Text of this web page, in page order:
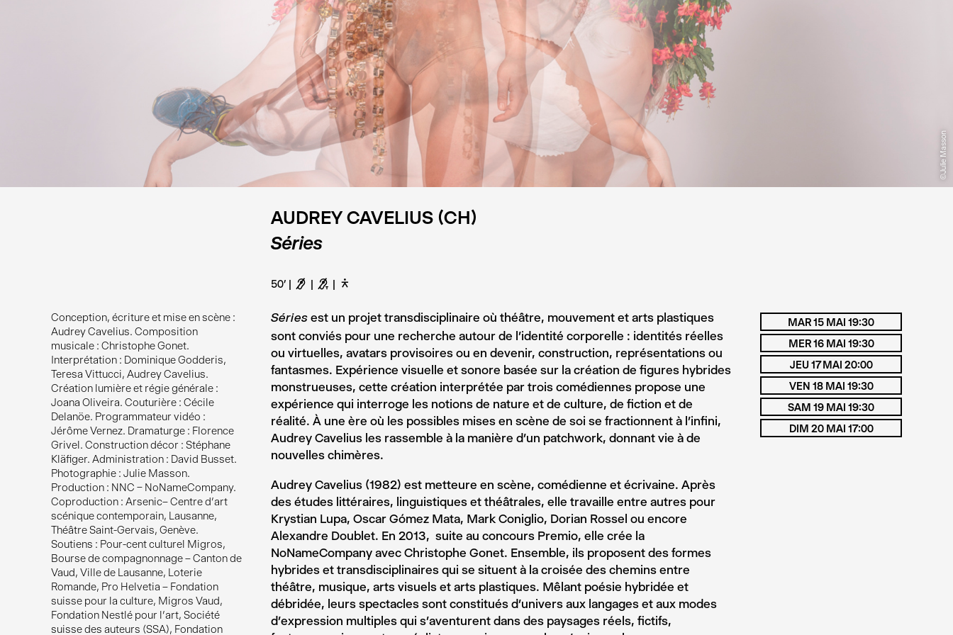
©Julie Masson
AUDREY CAVELIUS (CH)
Séries
50’ F G D
Conception, écriture et mise en scène :
Audrey Cavelius. Composition
musicale : Christophe Gonet.
Interprétation : Dominique Godderis,
Teresa Vittucci, Audrey Cavelius.
Création lumière et régie générale :
Joana Oliveira. Couturière : Cécile
Delanöe. Programmateur vidéo :
Jérôme Vernez. Dramaturge : Florence
Grivel. Construction décor : Stéphane
Kläfiger. Administration : David Busset.
Photographie : Julie Masson.
Production : NNC – NoNameCompany.
Coproduction : Arsenic– Centre d’art
scénique contemporain, Lausanne,
Théâtre Saint-Gervais, Genève.
Soutiens : Pour-cent culturel Migros,
Bourse de compagnonnage – Canton de
Vaud, Ville de Lausanne, Loterie
Romande, Pro Helvetia – Fondation
suisse pour la culture, Migros Vaud,
Fondation Nestlé pour l’art, Société
suisse des auteurs (SSA), Fondation
Séries est un projet transdisciplinaire où théâtre, mouvement et arts plastiques
sont conviés pour une recherche autour de l’identité corporelle : identités réelles
ou virtuelles, avatars provisoires ou en devenir, construction, représentations ou
fantasmes. Expérience visuelle et sonore basée sur la création de figures hybrides
monstrueuses, cette création interprétée par trois comédiennes propose une
expérience qui interroge les notions de nature et de culture, de fiction et de
réalité. À une ère où les possibles mises en scène de soi se fractionnent à l’infini,
Audrey Cavelius les rassemble à la manière d’un patchwork, donnant vie à de
nouvelles chimères.
Audrey Cavelius (1982) est metteure en scène, comédienne et écrivaine. Après
des études littéraires, linguistiques et théâtrales, elle travaille entre autres pour
Krystian Lupa, Oscar Gómez Mata, Mark Coniglio, Dorian Rossel ou encore
Alexandre Doublet. En 2013, suite au concours Premio, elle crée la
NoNameCompany avec Christophe Gonet. Ensemble, ils proposent des formes
hybrides et transdisciplinaires qui se situent à la croisée des chemins entre
théâtre, musique, arts visuels et arts plastiques. Mêlant poésie hybridée et
débridée, leurs spectacles sont constitués d’univers aux langages et aux modes
d’expression multiples qui s’aventurent dans des paysages réels, fictifs,
MAR 15 MAI 19:30
MER 16 MAI 19:30
JEU 17 MAI 20:00
VEN 18 MAI 19:30
SAM 19 MAI 19:30
DIM 20 MAI 17:00